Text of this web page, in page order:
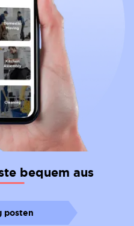
bequem aus
posten